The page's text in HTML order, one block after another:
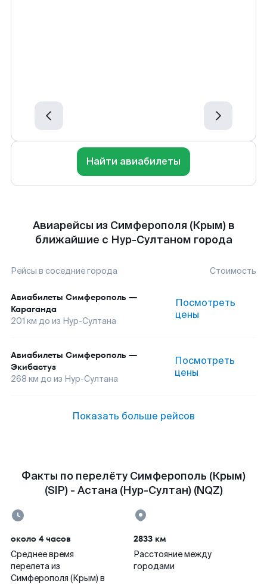
Найти авиабилеты
Авиарейсы из Симферополя (Крым) в
ближайшие с Нур-Султаном города
Рейсы в соседние города Стоимость
Авиабилеты Симферополь —
Караганда
201 км до из Нур-Султана
Посмотреть
цены
Авиабилеты Симферополь —
Экибастуз
268 км до из Нур-Султана
Посмотреть
цены
Показать больше рейсов
Факты по перелёту Симферополь (Крым)
(SIP) - Астана (Нур-Султан) (NQZ)
около 4 часов
Среднее время
перелета из
Симферополя (Крым) в
2833 км
Расстояние между
городами